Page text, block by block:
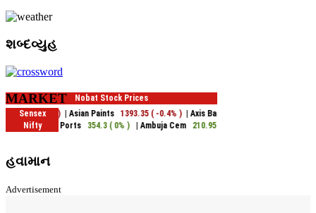
શબ્દવ્યુહ
MARKET
હવામાન
Advertisement